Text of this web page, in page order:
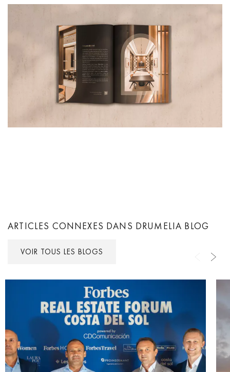
ARTICLES CONNEXES DANS DRUMELIA BLOG
VOIR TOUS LES BLOGS